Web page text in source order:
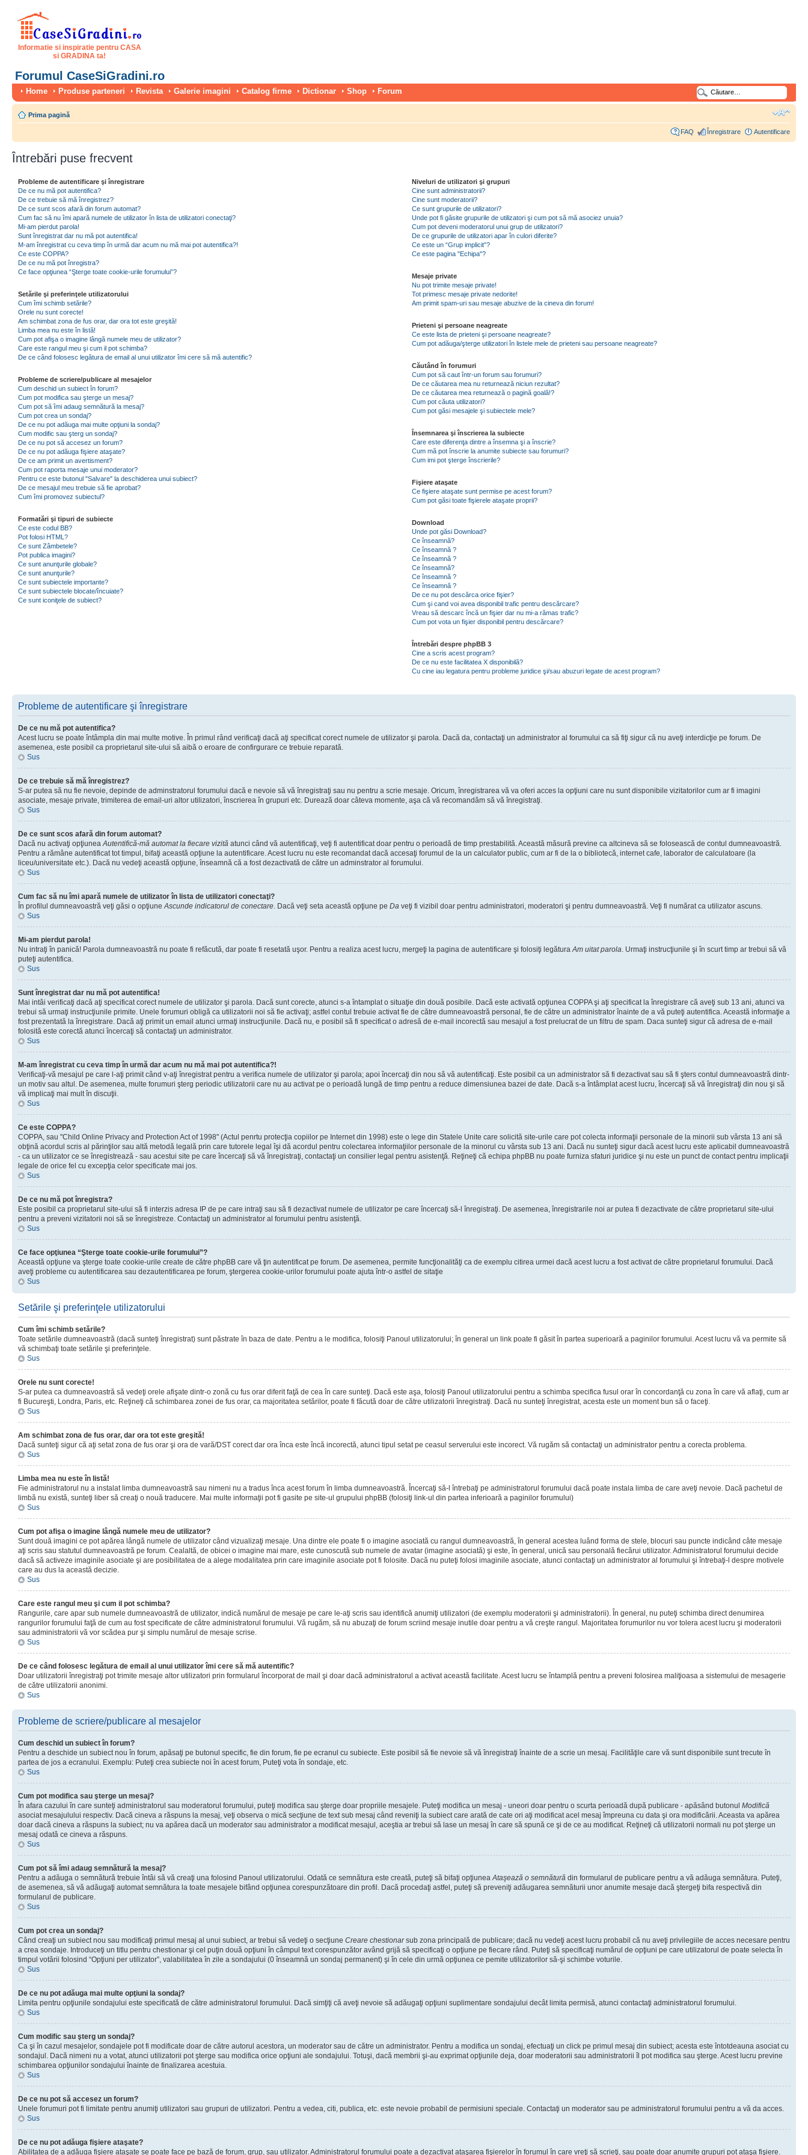
Informatie si inspiratie pentru CASA
si GRADINA ta!
Forumul CaseSiGradini.ro
Home Produse parteneri Revista Galerie imagini Catalog firme Dictionar Shop Forum
Prima pagină
FAQ Înregistrare Autentificare
Întrebări puse frecvent
Probleme de autentificare şi înregistrare
De ce nu mă pot autentifica?
De ce trebuie să mă înregistrez?
De ce sunt scos afară din forum automat?
Cum fac să nu îmi apară numele de utilizator în lista de utilizatori conectaţi?
Mi-am pierdut parola!
Sunt înregistrat dar nu mă pot autentifica!
M-am înregistrat cu ceva timp în urmă dar acum nu mă mai pot autentifica?!
Ce este COPPA?
De ce nu mă pot înregistra?
Ce face opţiunea “Şterge toate cookie-urile forumului”?
Setările şi preferinţele utilizatorului
Cum îmi schimb setările?
Orele nu sunt corecte!
Am schimbat zona de fus orar, dar ora tot este greşită!
Limba mea nu este în listă!
Cum pot afişa o imagine lângă numele meu de utilizator?
Care este rangul meu şi cum il pot schimba?
De ce când folosesc legătura de email al unui utilizator îmi cere să mă autentific?
Probleme de scriere/publicare al mesajelor
Cum deschid un subiect în forum?
Cum pot modifica sau şterge un mesaj?
Cum pot să îmi adaug semnătură la mesaj?
Cum pot crea un sondaj?
De ce nu pot adăuga mai multe opţiuni la sondaj?
Cum modific sau şterg un sondaj?
De ce nu pot să accesez un forum?
De ce nu pot adăuga fişiere ataşate?
De ce am primit un avertisment?
Cum pot raporta mesaje unui moderator?
Pentru ce este butonul "Salvare" la deschiderea unui subiect?
De ce mesajul meu trebuie să fie aprobat?
Cum îmi promovez subiectul?
Formatări şi tipuri de subiecte
Ce este codul BB?
Pot folosi HTML?
Ce sunt Zâmbetele?
Pot publica imagini?
Ce sunt anunţurile globale?
Ce sunt anunţurile?
Ce sunt subiectele importante?
Ce sunt subiectele blocate/încuiate?
Ce sunt iconiţele de subiect?
Niveluri de utilizatori şi grupuri
Cine sunt administratorii?
Cine sunt moderatorii?
Ce sunt grupurile de utilizatori?
Unde pot fi găsite grupurile de utilizatori şi cum pot să mă asociez unuia?
Cum pot deveni moderatorul unui grup de utilizatori?
De ce grupurile de utilizatori apar în culori diferite?
Ce este un “Grup implicit”?
Ce este pagina "Echipa"?
Mesaje private
Nu pot trimite mesaje private!
Tot primesc mesaje private nedorite!
Am primit spam-uri sau mesaje abuzive de la cineva din forum!
Prieteni şi persoane neagreate
Ce este lista de prieteni şi persoane neagreate?
Cum pot adăuga/şterge utilizatori în listele mele de prieteni sau persoane neagreate?
Căutând în forumuri
Cum pot să caut într-un forum sau forumuri?
De ce căutarea mea nu returnează niciun rezultat?
De ce căutarea mea returnează o pagină goală!?
Cum pot căuta utilizatori?
Cum pot găsi mesajele şi subiectele mele?
Însemnarea şi înscrierea la subiecte
Care este diferenţa dintre a însemna şi a înscrie?
Cum mă pot înscrie la anumite subiecte sau forumuri?
Cum imi pot şterge înscrierile?
Fişiere ataşate
Ce fişiere ataşate sunt permise pe acest forum?
Cum pot găsi toate fişierele ataşate proprii?
Download
Unde pot găsi Download?
Ce înseamnă?
Ce înseamnă ?
Ce înseamnă ?
Ce înseamnă?
Ce înseamnă ?
Ce înseamnă ?
De ce nu pot descărca orice fişier?
Cum şi cand voi avea disponibil trafic pentru descărcare?
Vreau să descarc încă un fişier dar nu mi-a rămas trafic?
Cum pot vota un fişier disponibil pentru descărcare?
Întrebări despre phpBB 3
Cine a scris acest program?
De ce nu este facilitatea X disponibilă?
Cu cine iau legatura pentru probleme juridice şi/sau abuzuri legate de acest program?
Probleme de autentificare şi înregistrare
De ce nu mă pot autentifica?
Acest lucru se poate întâmpla din mai multe motive. În primul rând verificaţi dacă aţi specificat corect numele de utilizator şi parola. Dacă da, contactaţi un administrator al forumului ca să fiţi sigur că nu aveţi interdicţie pe forum. De
asemenea, este posibil ca proprietarul site-ului să aibă o eroare de confirgurare ce trebuie reparată.
Sus
De ce trebuie să mă înregistrez?
S-ar putea să nu fie nevoie, depinde de adminstratorul forumului dacă e nevoie să vă înregistraţi sau nu pentru a scrie mesaje. Oricum, înregistrarea vă va oferi acces la opţiuni care nu sunt disponibile vizitatorilor cum ar fi imagini
asociate, mesaje private, trimiterea de email-uri altor utilizatori, înscrierea în grupuri etc. Durează doar câteva momente, aşa că vă recomandăm să vă înregistraţi.
Sus
De ce sunt scos afară din forum automat?
Dacă nu activaţi opţiuneaAutentifică-mă automat la fiecare vizită atunci când vă autentificaţi, veţi fi autentificat doar pentru o perioadă de timp prestabilită. Această măsură previne ca altcineva să se folosească de contul dumneavoastră.
Pentru a rămâne autentificat tot timpul, bifaţi această opţiune la autentificare. Acest lucru nu este recomandat dacă accesaţi forumul de la un calculator public, cum ar fi de la o bibliotecă, internet cafe, laborator de calculatoare (la
liceu/universitate etc.). Dacă nu vedeţi această opţiune, înseamnă că a fost dezactivată de către un adminstrator al forumului.
Sus
Cum fac să nu îmi apară numele de utilizator în lista de utilizatori conectaţi?
În profilul dumneavoastră veţi găsi o opţiuneAscunde indicatorul de conectare. Dacă veţi seta această opţiune pe Da veţi fi vizibil doar pentru administratori, moderatori şi pentru dumneavoastră. Veţi fi numărat ca utilizator ascuns.
Sus
Mi-am pierdut parola!
Nu intraţi în panică! Parola dumneavoastră nu poate fi refăcută, dar poate fi resetată uşor. Pentru a realiza acest lucru, mergeţi la pagina de autentificare şi folosiţi legăturaAm uitat parola. Urmaţi instrucţiunile şi în scurt timp ar trebui să vă
puteţi autentifica.
Sus
Sunt înregistrat dar nu mă pot autentifica!
Mai intâi verificaţi dacă aţi specificat corect numele de utilizator şi parola. Dacă sunt corecte, atunci s-a întamplat o situaţie din două posibile. Dacă este activată opţiunea COPPA şi aţi specificat la înregistrare că aveţi sub 13 ani, atunci va
trebui să urmaţi instrucţiunile primite. Unele forumuri obligă ca utilizatorii noi să fie activaţi; astfel contul trebuie activat fie de către dumneavoastră personal, fie de către un administrator înainte de a vă puteţi autentifica. Această informaţie a
fost prezentată la înregistrare. Dacă aţi primit un email atunci urmaţi instrucţiunile. Dacă nu, e posibil să fi specificat o adresă de e-mail incorectă sau mesajul a fost prelucrat de un filtru de spam. Daca sunteţi sigur că adresa de e-mail
folosită este corectă atunci încercaţi să contactaţi un administrator.
Sus
M-am înregistrat cu ceva timp în urmă dar acum nu mă mai pot autentifica?!
Verificaţi-vă mesajul pe care l-aţi primit când v-aţi înregistrat pentru a verifica numele de utilizator şi parola; apoi încercaţi din nou să vă autentificaţi. Este posibil ca un administrator să fi dezactivat sau să fi şters contul dumneavoastră dintr-
un motiv sau altul. De asemenea, multe forumuri şterg periodic utilizatorii care nu au activat pe o perioadă lungă de timp pentru a reduce dimensiunea bazei de date. Dacă s-a întâmplat acest lucru, încercaţi să vă înregistraţi din nou şi să
vă implicaţi mai mult în discuţii.
Sus
Ce este COPPA?
COPPA, sau "Child Online Privacy and Protection Act of 1998" (Actul penrtu protecţia copiilor pe Internet din 1998) este o lege din Statele Unite care solicită site-urile care pot colecta informaţii personale de la minorii sub vârsta 13 ani să
obţină acordul scris al părinţilor sau altă metodă legală prin care tutorele legal îşi dă acordul pentru colectarea informaţiilor personale de la minorul cu vârsta sub 13 ani. Dacă nu sunteţi sigur dacă acest lucru este aplicabil dumneavoastră
- ca un utilizator ce se înregistrează - sau acestui site pe care încercaţi să vă înregistraţi, contactaţi un consilier legal pentru asistenţă. Reţineţi că echipa phpBB nu poate furniza sfaturi juridice şi nu este un punct de contact pentru implicaţii
legale de orice fel cu excepţia celor specificate mai jos.
Sus
De ce nu mă pot înregistra?
Este posibil ca proprietarul site-ului să fi interzis adresa IP de pe care intraţi sau să fi dezactivat numele de utilizator pe care încercaţi să-l înregistraţi. De asemenea, înregistrarile noi ar putea fi dezactivate de către proprietarul site-ului
pentru a preveni vizitatorii noi să se înregistreze. Contactaţi un administrator al forumului pentru asistenţă.
Sus
Ce face opţiunea “Şterge toate cookie-urile forumului”?
Această opţiune va şterge toate cookie-urile create de către phpBB care vă ţin autentificat pe forum. De asemenea, permite funcţionalităţi ca de exemplu citirea urmei dacă acest lucru a fost activat de către proprietarul forumului. Dacă
aveţi probleme cu autentificarea sau dezautentificarea pe forum, ştergerea cookie-urilor forumului poate ajuta într-o astfel de sitaţie
Sus
Setările şi preferinţele utilizatorului
Cum îmi schimb setările?
Toate setările dumneavoastră (dacă sunteţi înregistrat) sunt păstrate în baza de date. Pentru a le modifica, folosiţi Panoul utilizatorului; în general un link poate fi găsit în partea superioară a paginilor forumului. Acest lucru vă va permite să
vă schimbaţi toate setările şi preferinţele.
Sus
Orele nu sunt corecte!
S-ar putea ca dumneavoastră să vedeţi orele afişate dintr-o zonă cu fus orar diferit faţă de cea în care sunteţi. Dacă este aşa, folosiţi Panoul utilizatorului pentru a schimba specifica fusul orar în concordanţă cu zona în care vă aflaţi, cum ar
fi Bucureşti, Londra, Paris, etc. Reţineţi că schimbarea zonei de fus orar, ca majoritatea setărilor, poate fi făcută doar de către utilizatorii înregistraţi. Dacă nu sunteţi înregistrat, acesta este un moment bun să o faceţi.
Sus
Am schimbat zona de fus orar, dar ora tot este greşită!
Dacă sunteţi sigur că aţi setat zona de fus orar şi ora de vară/DST corect dar ora înca este încă incorectă, atunci tipul setat pe ceasul serverului este incorect. Vă rugăm să contactaţi un administrator pentru a corecta problema.
Sus
Limba mea nu este în listă!
Fie administratorul nu a instalat limba dumneavoastră sau nimeni nu a tradus înca acest forum în limba dumneavoastră. Încercaţi să-l întrebaţi pe administratorul forumului dacă poate instala limba de care aveţi nevoie. Dacă pachetul de
limbă nu există, sunteţi liber să creaţi o nouă traducere. Mai multe informaţii pot fi gasite pe site-ul grupului phpBB (folosiţi link-ul din partea inferioară a paginilor forumului)
Sus
Cum pot afişa o imagine lângă numele meu de utilizator?
Sunt două imagini ce pot apărea lângă numele de utilizator când vizualizaţi mesaje. Una dintre ele poate fi o imagine asociată cu rangul dumneavoastră, în general acestea luând forma de stele, blocuri sau puncte indicând câte mesaje
aţi scris sau statutul dumneavoastră pe forum. Cealaltă, de obicei o imagine mai mare, este cunoscută sub numele de avatar (imagine asociată) şi este, în general, unică sau personală fiecărui utilizator. Administratorul forumului decide
dacă să activeze imaginile asociate şi are posibilitatea de a alege modalitatea prin care imaginile asociate pot fi folosite. Dacă nu puteţi folosi imaginile asociate, atunci contactaţi un administrator al forumului şi întrebaţi-l despre motivele
care au dus la această decizie.
Sus
Care este rangul meu şi cum il pot schimba?
Rangurile, care apar sub numele dumneavoastră de utilizator, indică numărul de mesaje pe care le-aţi scris sau identifică anumiţi utilizatori (de exemplu moderatorii şi administratorii). În general, nu puteţi schimba direct denumirea
rangurilor forumului faţă de cum au fost specificate de către administratorul forumului. Vă rugăm, să nu abuzaţi de forum scriind mesaje inutile doar pentru a vă creşte rangul. Majoritatea forumurilor nu vor tolera acest lucru şi moderatorii
sau administratorii vă vor scădea pur şi simplu numărul de mesaje scrise.
Sus
De ce când folosesc legătura de email al unui utilizator îmi cere să mă autentific?
Doar utilizatorii înregistraţi pot trimite mesaje altor utilizatori prin formularul încorporat de mail şi doar dacă administratorul a activat această facilitate. Acest lucru se întamplă pentru a preveni folosirea maliţioasa a sistemului de mesagerie
de către utilizatorii anonimi.
Sus
Probleme de scriere/publicare al mesajelor
Cum deschid un subiect în forum?
Pentru a deschide un subiect nou în forum, apăsaţi pe butonul specific, fie din forum, fie pe ecranul cu subiecte. Este posibil să fie nevoie să vă înregistraţi înainte de a scrie un mesaj. Facilităţile care vă sunt disponibile sunt trecute în
partea de jos a ecranului. Exemplu: Puteţi crea subiecte noi în acest forum, Puteţi vota în sondaje, etc.
Sus
Cum pot modifica sau şterge un mesaj?
În afara cazului în care sunteţi administratorul sau moderatorul forumului, puteţi modifica sau şterge doar propriile mesajele. Puteţi modifica un mesaj - uneori doar pentru o scurta perioadă după publicare - apăsând butonul Modifică
asociat mesajulului respectiv. Dacă cineva a răspuns la mesaj, veţi observa o mică secţiune de text sub mesaj când reveniţi la subiect care arată de cate ori aţi modificat acel mesaj împreuna cu data şi ora modificării. Aceasta va apărea
doar dacă cineva a răspuns la subiect; nu va apărea dacă un moderator sau administrator a modificat mesajul, aceştia ar trebui să lase un mesaj în care să spună ce şi de ce au modificat. Reţineţi că utilizatorii normali nu pot şterge un
mesaj odată ce cineva a răspuns.
Sus
Cum pot să îmi adaug semnătură la mesaj?
Pentru a adăuga o semnătură trebuie întâi să vă creaţi una folosind Panoul utilizatorului. Odată ce semnătura este creată, puteţi să bifaţi opţiuneaAtaşează o semnătură din formularul de publicare pentru a vă adăuga semnătura. Puteţi,
de asemenea, să vă adăugaţi automat semnătura la toate mesajele bifând opţiunea corespunzătoare din profil. Dacă procedaţi astfel, puteţi să preveniţi adăugarea semnăturii unor anumite mesaje dacă ştergeţi bifa respectivă din
formularul de publicare.
Sus
Cum pot crea un sondaj?
Când creaţi un subiect nou sau modificaţi primul mesaj al unui subiect, ar trebui să vedeţi o secţiune Creare chestionarsub zona principală de publicare; dacă nu vedeţi acest lucru probabil că nu aveţi privilegiile de acces necesare pentru
a crea sondaje. Introduceţi un titlu pentru chestionar şi cel puţin două opţiuni în câmpul text corespunzător având grijă să specificaţi o opţiune pe fiecare rând. Puteţi să specificaţi numărul de opţiuni pe care utilizatorul de poate selecta în
timpul votării folosind “Opţiuni per utilizator”, valabilitatea în zile a sondajului (0 înseamnă un sondaj permanent) şi în cele din urmă opţiunea ce pemite utilizatorilor să-şi schimbe voturile.
Sus
De ce nu pot adăuga mai multe opţiuni la sondaj?
Limita pentru opţiunile sondajului este specificată de către administratorul forumului. Dacă simţiţi că aveţi nevoie să adăugaţi opţiuni suplimentare sondajului decât limita permisă, atunci contactaţi administratorul forumului.
Sus
Cum modific sau şterg un sondaj?
Ca şi în cazul mesajelor, sondajele pot fi modificate doar de către autorul acestora, un moderator sau de către un administrator. Pentru a modifica un sondaj, efectuaţi un click pe primul mesaj din subiect; acesta este întotdeauna asociat cu
sondajul. Dacă nimeni nu a votat, atunci utilizatorii pot şterge sau modifica orice opţiuni ale sondajului. Totuşi, dacă membrii şi-au exprimat opţiunile deja, doar moderatorii sau administratorii îl pot modifica sau şterge. Acest lucru previne
schimbarea opţiunilor sondajului înainte de finalizarea acestuia.
Sus
De ce nu pot să accesez un forum?
Unele forumuri pot fi limitate pentru anumiţi utilizatori sau grupuri de utilizatori. Pentru a vedea, citi, publica, etc. este nevoie probabil de permisiuni speciale. Contactaţi un moderator sau pe administratorul forumului pentru a vă da acces.
Sus
De ce nu pot adăuga fişiere ataşate?
Abilitatea de a adăuga fişiere ataşate se poate face pe bază de forum, grup, sau utilizator. Administratorul forumului poate a dezactivat ataşarea fişierelor în forumul în care vreţi să scrieţi, sau poate doar anumite grupuri pot ataşa fişiere.